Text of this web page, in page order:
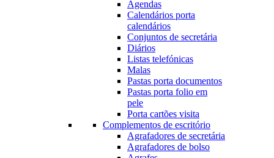
Agendas
Calendários porta
calendários
Conjuntos de secretária
Diários
Listas telefónicas
Malas
Pastas porta documentos
Pastas porta folio em
pele
Porta cartões visita
Complementos de escritório
Agrafadores de secretária
Agrafadores de bolso